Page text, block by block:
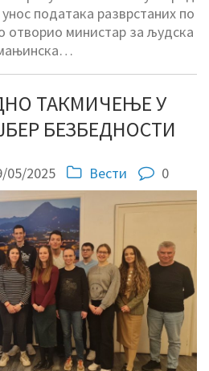
података разврстаних по
отворио министар за људска
ТАКМИЧЕЊЕ У
БЕЗБЕДНОСТИ
05/2025 Вести 0